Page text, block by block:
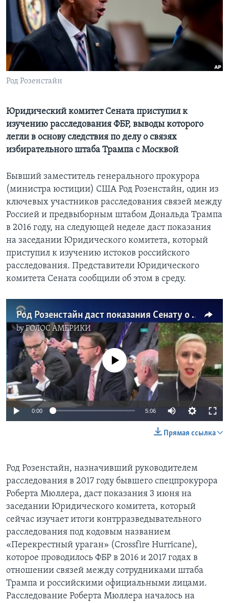
Learning English
СОЦИАЛЬНЫЕ СЕТИ
Род Розенстайн
Юридический комитет Сената приступил к
изучению расследования ФБР, выводы которого
легли в основу следствия по делу о связях
избирательного штаба Трампа с Москвой
Бывший заместитель генерального прокурора
(министра юстиции) США Род Розенстайн, один из
ключевых участников расследования связей между
Россией и предвыборным штабом Дональда Трампа
в 2016 году, на следующей неделе даст показания
на заседании Юридического комитета, который
приступил к изучению истоков российского
расследования. Представители Юридического
комитета Сената сообщили об этом в среду.
Род Розенстайн даст показания Сенату о ходе российского расследования
byГОЛОС АМЕРИКИ
No media source currently available
0:00 5:06
Прямая ссылка
Род Розенстайн, назначивший руководителем
расследования в 2017 году бывшего спецпрокурора
Роберта Мюллера, даст показания 3 июня на
заседании Юридического комитета, который
сейчас изучает итоги контрразведывательного
расследования под кодовым названием
«Перекрестный ураган» (Crossfire Hurricane),
которое проводилось ФБР в 2016 и 2017 годах в
отношении связей между сотрудниками штаба
Трампа и российскими официальными лицами.
Расследование Роберта Мюллера началось на